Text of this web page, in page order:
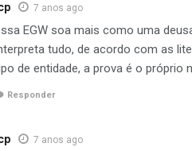
7 anos ago
EGW soa mais como uma
tudo, de acordo com as
de entidade, a prova é o próprio
Responder
7 anos ago